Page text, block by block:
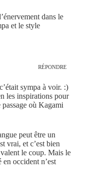
dans le
et le style
RÉPONDRE
sympa à voir. :)
les inspirations pour
où Kagami
peut être un
vrai, et c’est bien
le coup. Mais le
occident n’est